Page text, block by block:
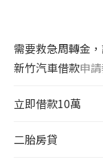
需要救急周轉金
新竹汽車借款申
立即借款10萬
二胎房貸